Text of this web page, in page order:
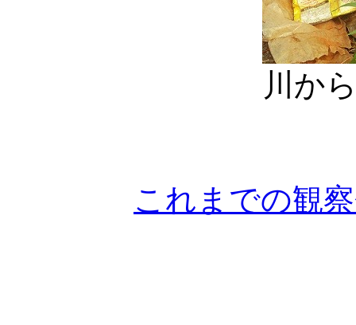
川か
これまでの観